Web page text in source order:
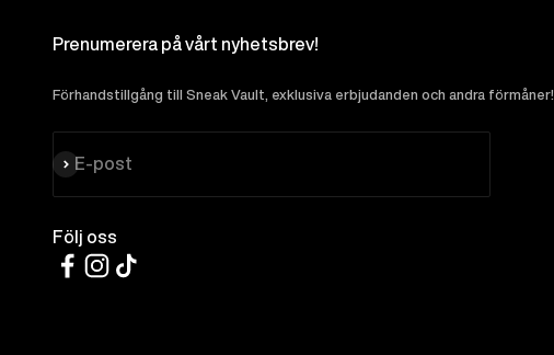
Prenumerera på vårt nyhetsbrev!
Förhandstillgång till Sneak Vault, exklusiva erbjudanden och andra förmåner!
E-post
Prenumerera
Följ oss